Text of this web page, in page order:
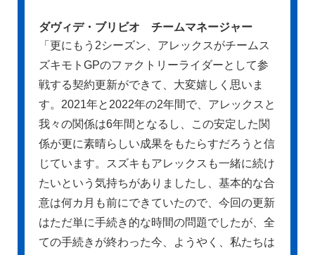
ダヴィデ・ブリビオ チームマネージャー
「更にもう2シーズン、アレックスがチームス
ズキモトGPのファクトリーライダーとして参
戦する契約更新ができて、大変嬉しく思いま
す。2021年と2022年の2年間で、アレックスと
我々の関係は6年間となるし、この安定した関
係が更に素晴らしい成果をもたらすだろうと信
じています。スズキもアレックスも一緒に続け
たいという気持ちがありましたし、基本的な合
意は何カ月も前にできていたので、今回の更新
はただ単に手続き的な時間の問題でしたが、全
ての手続きが終わった今、ようやく、私たちは